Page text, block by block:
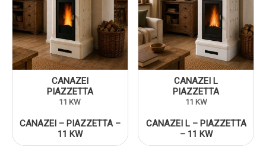
CANAZEI
PIAZZETTA
11 KW
CANAZEI – PIAZZETTA –
11 KW
CANAZEI L
PIAZZETTA
11 KW
CANAZEI L – PIAZZETTA
– 11 KW